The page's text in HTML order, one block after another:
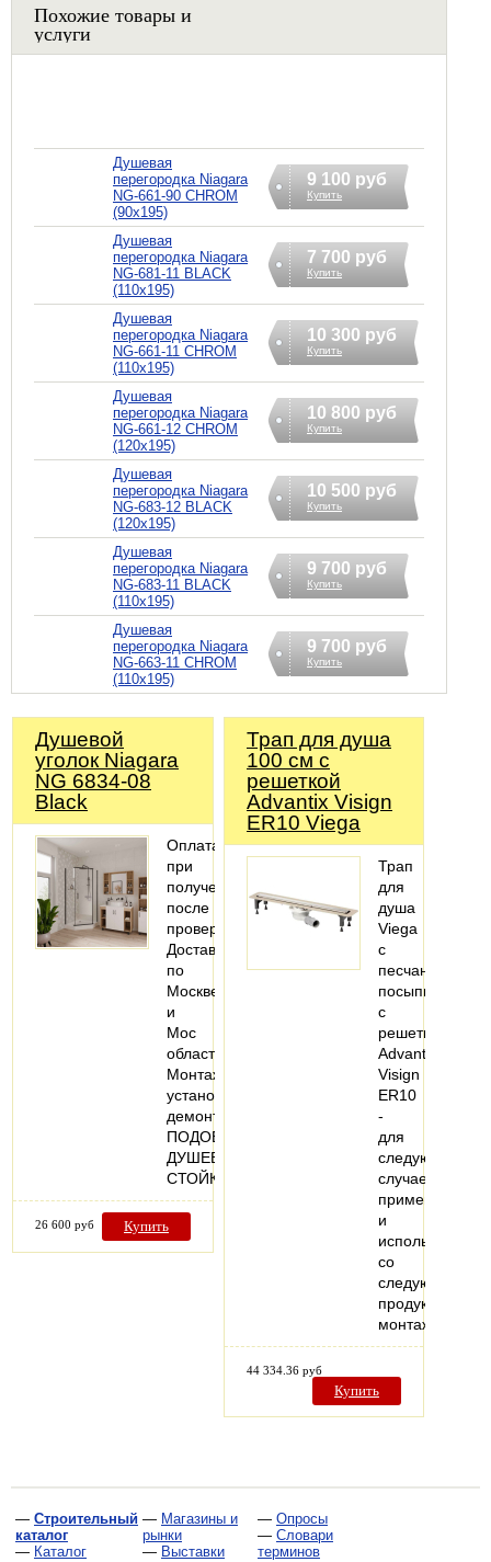
Похожие товары и
услуги
Душевая
перегородка Niagara
NG-661-90 CHROM
(90x195)
9 100 руб
Купить
Душевая
перегородка Niagara
NG-681-11 BLACK
(110x195)
7 700 руб
Купить
Душевая
перегородка Niagara
NG-661-11 CHROM
(110x195)
10 300 руб
Купить
Душевая
перегородка Niagara
NG-661-12 CHROM
(120x195)
10 800 руб
Купить
Душевая
перегородка Niagara
NG-683-12 BLACK
(120x195)
10 500 руб
Купить
Душевая
перегородка Niagara
NG-683-11 BLACK
(110x195)
9 700 руб
Купить
Душевая
перегородка Niagara
NG-663-11 CHROM
(110x195)
9 700 руб
Купить
Душевой
уголок Niagara
NG 6834-08
Black
Оплата
при
получении
после
проверки
Доставка
по
Москве
и
Мос
области
Монтаж
установка,
демонтаж
ПОДОБРАТЬ
ДУШЕВУЮ
СТОЙКУ
26 600 руб Купить
Трап для душа
100 см с
решеткой
Advantix Visign
ER10 Viega
Трап
для
душа
Viega
с
песчаной
посыпкой,
с
решеткой
Advantix
Visign
ER10
-
для
следующих
случаев
применения
и
использования
со
следующей
продукцией:
монтаж…
44 334.36 руб
Купить
— Строительный
каталог
— Каталог
— Магазины и
рынки
— Выставки
— Опросы
— Словари
терминов